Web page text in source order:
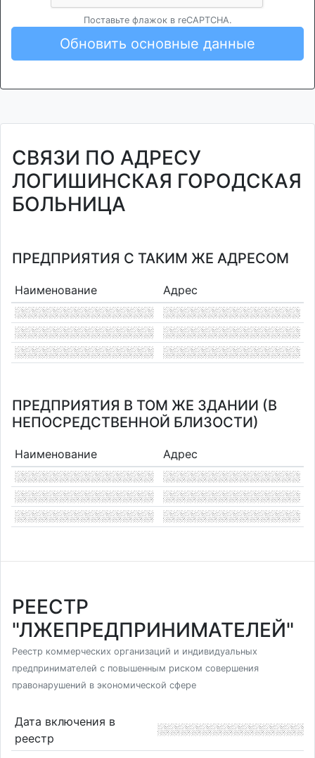
Поставьте флажок в reCAPTCHA.
Обновить основные данные
СВЯЗИ ПО АДРЕСУ
ЛОГИШИНСКАЯ ГОРОДСКАЯ
БОЛЬНИЦА
ПРЕДПРИЯТИЯ С ТАКИМ ЖЕ АДРЕСОМ
Наименование Адрес
ПРЕДПРИЯТИЯ В ТОМ ЖЕ ЗДАНИИ (В
НЕПОСРЕДСТВЕННОЙ БЛИЗОСТИ)
Наименование Адрес
РЕЕСТР
"ЛЖЕПРЕДПРИНИМАТЕЛЕЙ"
Реестр коммерческих организаций и индивидуальных
предпринимателей с повышенным риском совершения
правонарушений в экономической сфере
Дата включения в
реестр